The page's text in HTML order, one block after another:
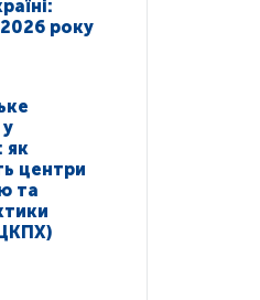
року
як
центри
та